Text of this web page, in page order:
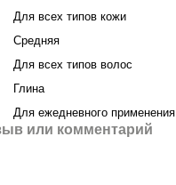
Для всех типов кожи
Средняя
Для всех типов волос
Глина
Для ежедневного применения
или комментарий